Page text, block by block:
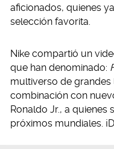
aficionados, quienes
selección favorita.
Nike compartió un
que han denominado:
multiverso de
combinación con
Ronaldo Jr., a
próximos mundiales.